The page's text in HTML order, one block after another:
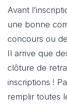
Avant
une bonne
concours ou
Il arrive que
clôture de
inscriptions !
remplir toutes